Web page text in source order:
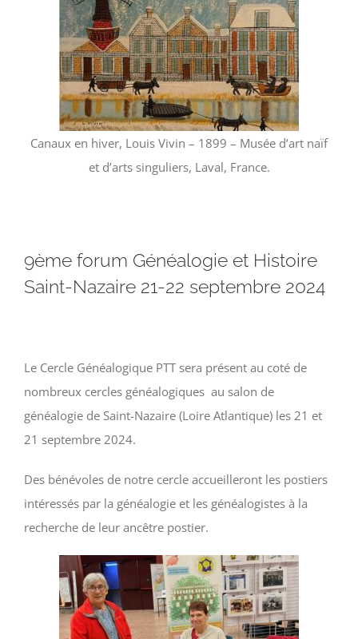
Canaux en hiver, Louis Vivin – 1899 – Musée d’art naïf
et d’arts singuliers, Laval, France.
9ème forum Généalogie et Histoire
Saint-Nazaire 21-22 septembre 2024
Le Cercle Généalogique PTT sera présent au coté de
nombreux cercles généalogiques au salon de
généalogie de Saint-Nazaire (Loire Atlantique) les 21 et
21 septembre 2024.
Des bénévoles de notre cercle accueilleront les postiers
intéressés par la généalogie et les généalogistes à la
recherche de leur ancêtre postier.